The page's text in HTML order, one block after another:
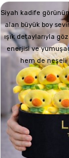
Siyah kadife
alan büyük boy
ışık detaylarıyla
enerjisi ve
hem de neşeli